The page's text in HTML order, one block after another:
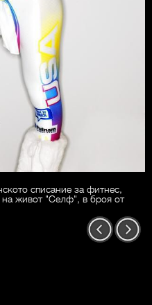
списание за фитнес,
на живот "Селф", в броя от